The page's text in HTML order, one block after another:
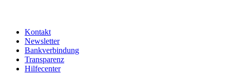
Kontakt
Newsletter
Bankverbindung
Transparenz
Hilfecenter